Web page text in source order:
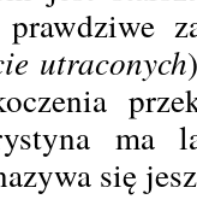
utraconych
ma
się